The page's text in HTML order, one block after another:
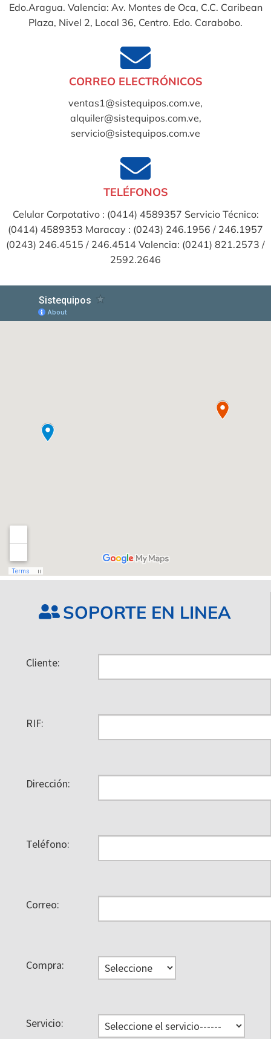
Edo.Aragua. Valencia: Av. Montes de Oca, C.C. Caribean
Plaza, Nivel 2, Local 36, Centro. Edo. Carabobo.
CORREO ELECTRÓNICOS
ventas1@sistequipos.com.ve,
alquiler@sistequipos.com.ve,
servicio@sistequipos.com.ve
TELÉFONOS
Celular Corpotativo : (0414) 4589357 Servicio Técnico:
(0414) 4589353 Maracay : (0243) 246.1956 / 246.1957
(0243) 246.4515 / 246.4514 Valencia: (0241) 821.2573 /
2592.2646
SOPORTE EN LINEA
Cliente:
RIF:
Dirección:
Teléfono:
Correo:
Compra:
Servicio: